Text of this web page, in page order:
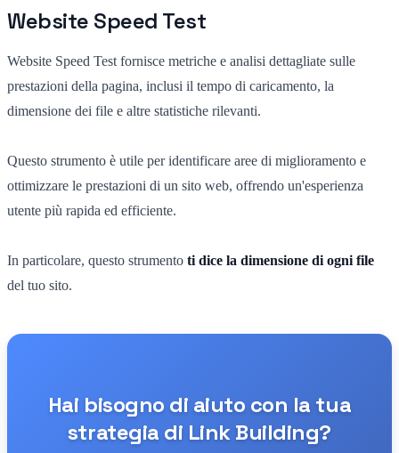
Website Speed Test
Website Speed Test fornisce metriche e analisi dettagliate sulle
prestazioni della pagina, inclusi il tempo di caricamento, la
dimensione dei file e altre statistiche rilevanti.
Questo strumento è utile per identificare aree di miglioramento e
ottimizzare le prestazioni di un sito web, offrendo un'esperienza
utente più rapida ed efficiente.
In particolare, questo strumento ti dice la dimensione di ogni file
del tuo sito.
Hai bisogno di aiuto con la tua
strategia di Link Building?